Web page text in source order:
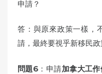
申請？
答：與原來政策一樣，
請，最終要視乎新移民政
問題6：申請加拿大工